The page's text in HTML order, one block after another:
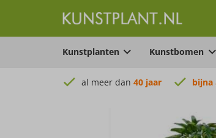
Kunstplanten Kunstbomen
al meer dan 40 jaar bijna